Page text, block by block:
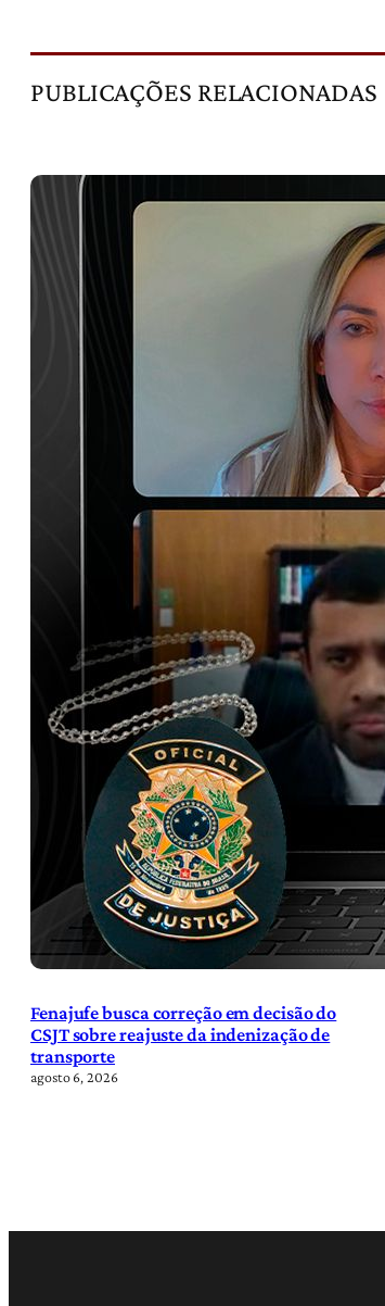
PUBLICAÇÕES
Fenajufe busca correção em decisão do
CSJT sobre reajuste da indenização de
transporte
agosto 6, 2026